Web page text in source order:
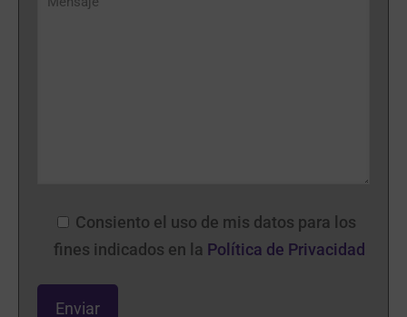
este
Consiento el uso de mis datos para los
fines indicados en la Política de Privacidad